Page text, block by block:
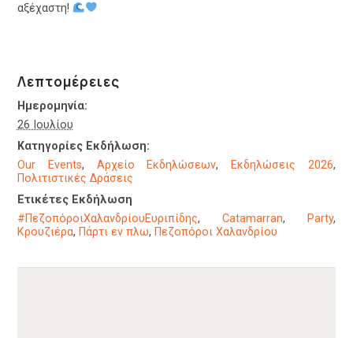
αξέχαστη!
Λεπτομέρειες
Ημερομηνία:
26 Ιουλίου
Κατηγορίες Εκδήλωση:
Our Events, Αρχείο Εκδηλώσεων, Εκδηλώσεις 2026,
Πολιτιστικές Δράσεις
Ετικέτες Εκδήλωση
#ΠεζοπόροιΧαλανδρίουΕυριπίδης, Catamarran, Party,
Κρουζιέρα, Πάρτι εν πλω, Πεζοπόροι Χαλανδρίου